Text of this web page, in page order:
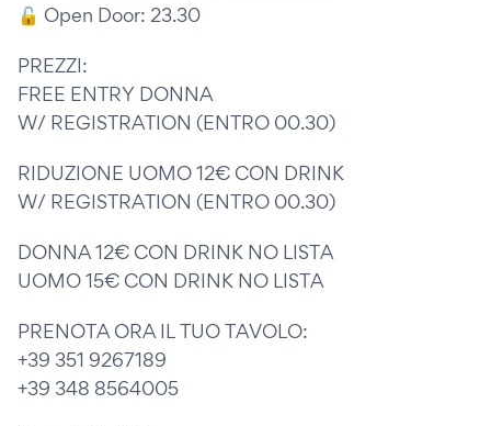
🔓 Open Door: 23.30
PREZZI:
FREE ENTRY DONNA
W/ REGISTRATION (ENTRO 00.30)
RIDUZIONE UOMO 12€ CON DRINK
W/ REGISTRATION (ENTRO 00.30)
DONNA 12€ CON DRINK NO LISTA
UOMO 15€ CON DRINK NO LISTA
PRENOTA ORA IL TUO TAVOLO:
+39 351 9267189
+39 348 8564005